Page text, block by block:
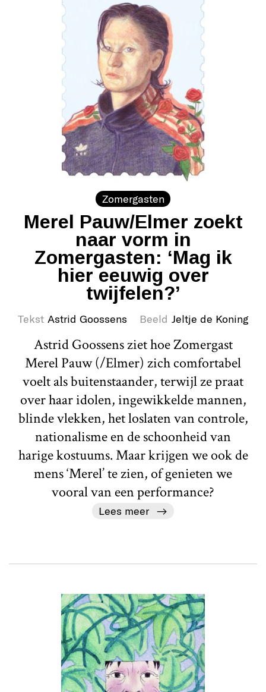
Zomergasten
Merel Pauw/Elmer zoekt
naar vorm in
Zomergasten: ‘Mag ik
hier eeuwig over
twijfelen?’
Tekst Astrid Goossens Beeld Jeltje de Koning
Astrid Goossens ziet hoe Zomergast
Merel Pauw (/Elmer) zich comfortabel
voelt als buitenstaander, terwijl ze praat
over haar idolen, ingewikkelde mannen,
blinde vlekken, het loslaten van controle,
nationalisme en de schoonheid van
harige kostuums. Maar krijgen we ook de
mens ‘Merel’ te zien, of genieten we
vooral van een performance?
Lees meer